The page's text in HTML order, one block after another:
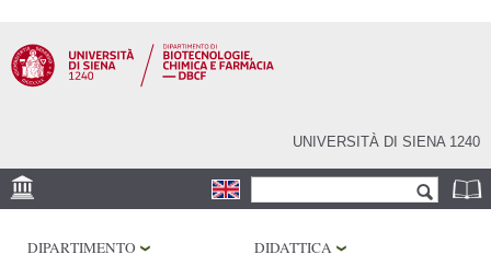
contenuto
principale
UNIVERSITÀ DI SIENA 1240
Form di ricerca
DIPARTIMENTO
DIDATTICA